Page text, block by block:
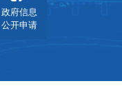
政府信息
公开申请